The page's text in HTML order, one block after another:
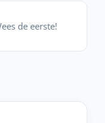
de eerste!